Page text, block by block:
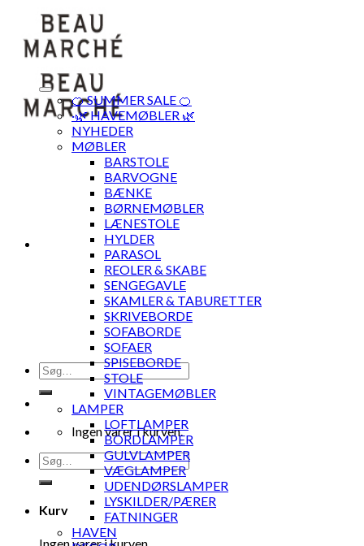
content
Søg
efter:
Ingen varer i kurven.
Søg
efter:
Kurv
Ingen varer i kurven.
🍊 SUMMER SALE 🍊
·🌿 HAVEMØBLER 🌿
NYHEDER
MØBLER
BARSTOLE
BARVOGNE
BÆNKE
BØRNEMØBLER
LÆNESTOLE
HYLDER
PARASOL
REOLER & SKABE
SENGEGAVLE
SKAMLER & TABURETTER
SKRIVEBORDE
SOFABORDE
SOFAER
SPISEBORDE
STOLE
VINTAGEMØBLER
LAMPER
LOFTLAMPER
BORDLAMPER
GULVLAMPER
VÆGLAMPER
UDENDØRSLAMPER
LYSKILDER/PÆRER
FATNINGER
HAVEN